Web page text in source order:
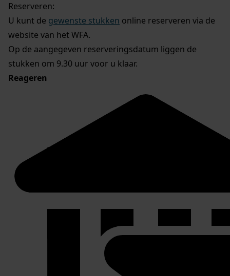
Reserveren:
U kunt de gewenste stukken online reserveren via de
website van het WFA.
Op de aangegeven reserveringsdatum liggen de
stukken om 9.30 uur voor u klaar.
Reageren